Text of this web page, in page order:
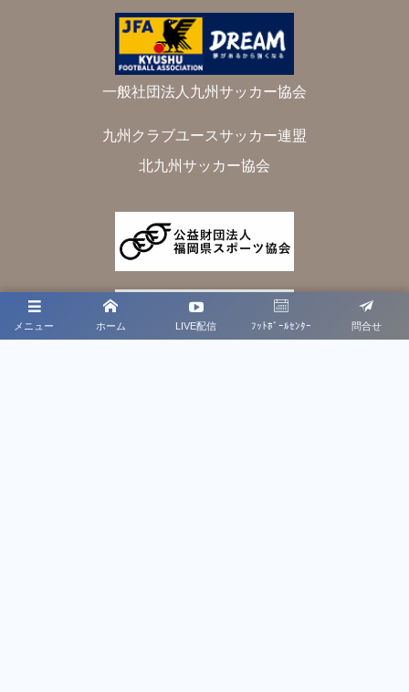
メニュー ホーム LIVE配信 ﾌｯﾄﾎﾞｰﾙｾﾝﾀｰ 問合せ
一般社団法人九州サッカー協会
九州クラブユースサッカー連盟
北九州サッカー協会